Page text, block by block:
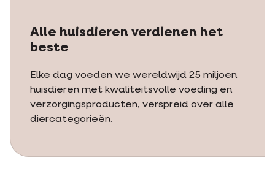
Alle huisdieren verdienen het
beste
Elke dag voeden we wereldwijd 25 miljoen
huisdieren met kwaliteitsvolle voeding en
verzorgingsproducten, verspreid over alle
diercategorieën.